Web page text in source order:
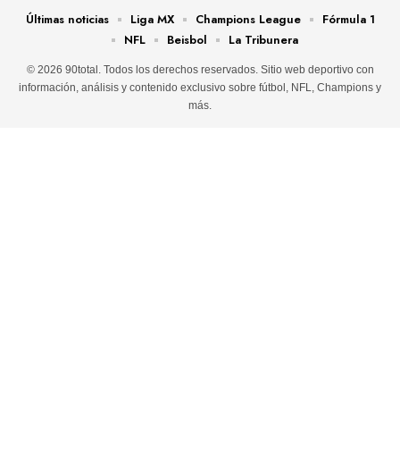
© 2026 90total. Todos los derechos reservados. Sitio web deportivo con
información, análisis y contenido exclusivo sobre fútbol, NFL, Champions y
más.
Últimas noticias Liga MX Champions League
Fórmula 1
NFL
Beisbol La Tribunera